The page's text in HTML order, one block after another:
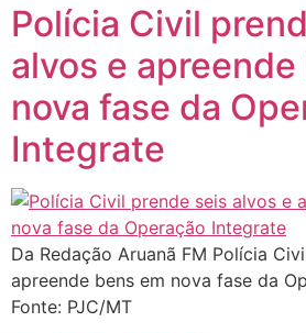
Polícia Civil
alvos e apreende
nova fase da
Integrate
Da Redação Aruanã FM Polícia
apreende bens em nova fase da
Fonte: PJC/MT